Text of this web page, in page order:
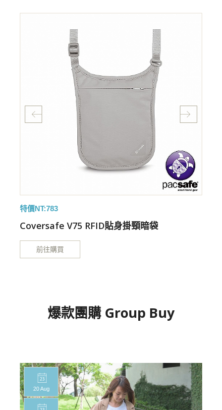
特價NT:783
Coversafe V75 RFID貼身掛頸暗袋
前往購買
爆款團購 Group Buy
20 Aug